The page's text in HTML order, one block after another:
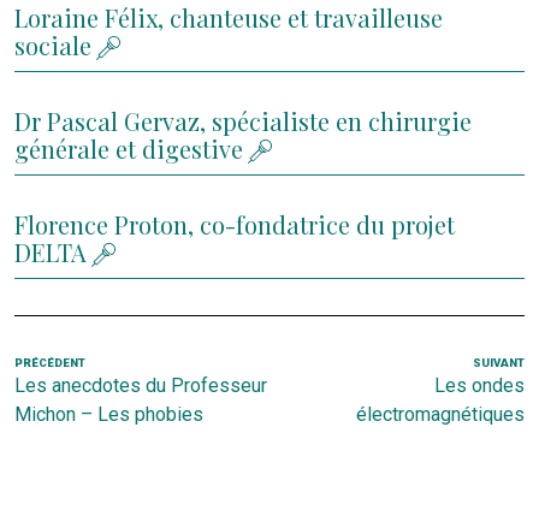
Loraine Félix, chanteuse et travailleuse
sociale
Dr Pascal Gervaz, spécialiste en chirurgie
générale et digestive
Florence Proton, co-fondatrice du projet
DELTA
Navigation
de
Article
précédent
PRÉCÉDENT
Les anecdotes du Professeur
Michon – Les phobies
SUIVANT
Les ondes
électromagnétiques